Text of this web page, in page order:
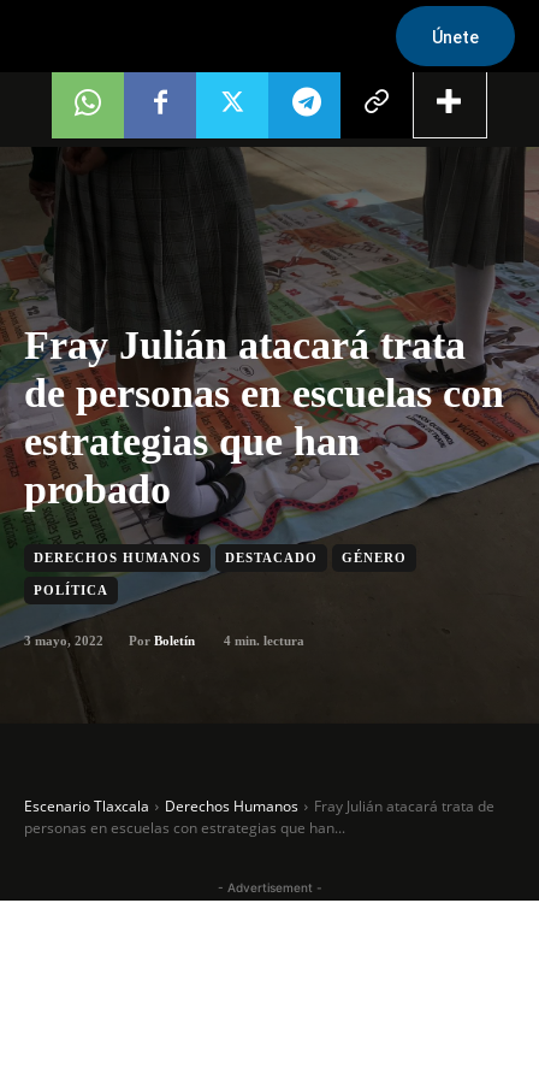
Únete
Fray Julián atacará trata
de personas en escuelas con
estrategias que han
probado
DERECHOS HUMANOS DESTACADO GÉNERO
POLÍTICA
3 mayo, 2022 Por Boletín 4 min. lectura
Escenario Tlaxcala Derechos Humanos
Fray Julián atacará trata de
personas en escuelas con estrategias que han...
- Advertisement -